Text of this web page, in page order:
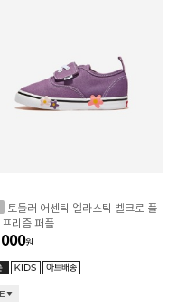
토들러 어센틱 엘라스틱 벨크로 플
프리즘 퍼플
원